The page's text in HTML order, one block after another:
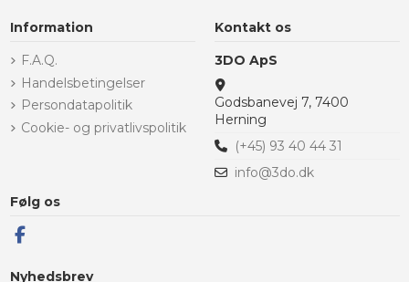
Information
F.A.Q.
Handelsbetingelser
Persondatapolitik
Cookie- og privatlivspolitik
Kontakt os
3DO ApS
Godsbanevej 7, 7400
Herning
(+45) 93 40 44 31
info@3do.dk
Følg os
Nyhedsbrev